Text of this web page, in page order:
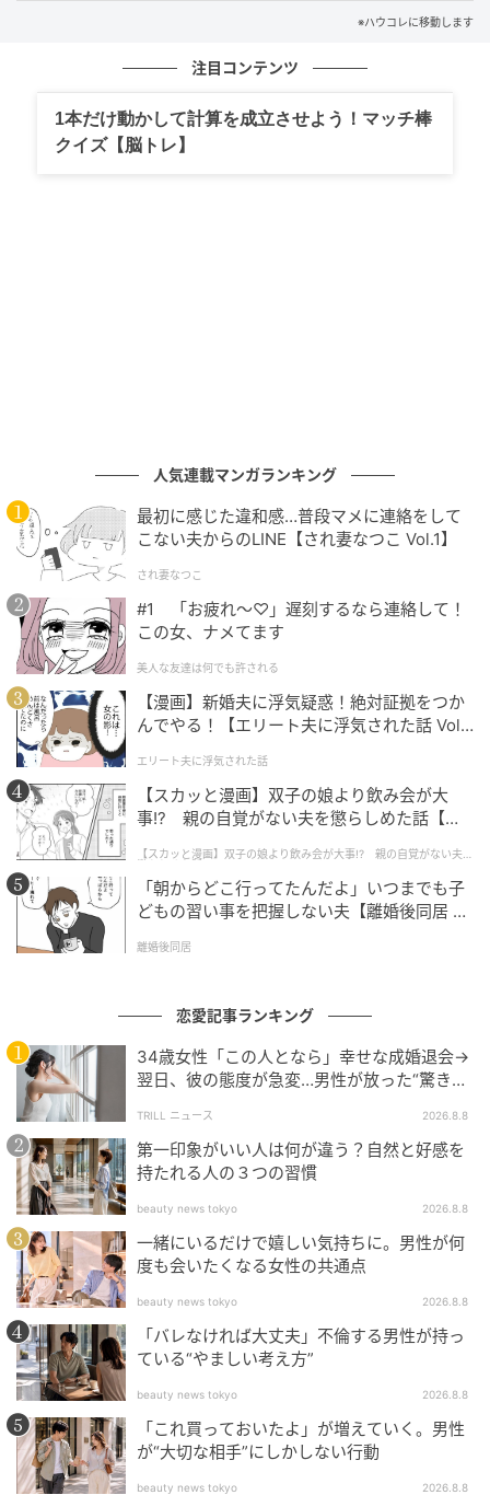
的な事実を耳にしたのです。彼には多額の借金があ
こと、本当なの？」と尋ねると、しばらく既読のまま
返信がありません。そして数時間後、ようやく届いた
そして...
私は別れを決意しました。彼に長い説明をするつもり
はありません。メッセージで短くこう伝えました。
「あなたの本音がわかりました。もう連絡しないでく
ださい」
送信ボタンを押した瞬間、不思議と心が軽くなったの
を覚えています。彼からは何度かメッセージが届きま
したが、私は一度も開くことなくブロックしました。
あれから数カ月が経ち、今は穏やかな日常を取り戻し
ています。友人と過ごす時間が増え、仕事にも前向き
に取り組めるようになりました。あの経験は確かに辛
いものでしたが、自分の直感を信じることの大切さを
教えてくれた気がします。
本記事は、ハウコレ読者への独自アンケートに寄せら
れた実体験をもとに制作していますが、個人が特定さ
れないよう、一部設定を変更しています。
（ハウコレ編集部）
次の記事
部下の仕事を「この程度」と舐めていた俺
が、午前中でギブアップして逃げ出した話
※ハウコレに移動します
注目コンテンツ
1本だけ動かして計算を成立させよう！マッチ棒
クイズ【脳トレ】
人気連載マンガランキング
最初に感じた違和感…普段マメに連絡をして
こない夫からのLINE【され妻なつこ Vol.1】
され妻なつこ
#1 「お疲れ〜♡」遅刻するなら連絡して！
この女、ナメてます
美人な友達は何でも許される
【漫画】新婚夫に浮気疑惑！絶対証拠をつか
んでやる！【エリート夫に浮気された話 Vol.
エリート夫に浮気された話
【スカッと漫画】双子の娘より飲み会が大
事!? 親の自覚がない夫を懲らしめた話【第1
【スカッと漫画】双子の娘より飲み会が大事!? 親の自覚がない夫を
懲らしめた話
「朝からどこ行ってたんだよ」いつまでも子
どもの習い事を把握しない夫【離婚後同居 Vo
離婚後同居
恋愛記事ランキング
34歳女性「この人となら」幸せな成婚退会→
翌日、彼の態度が急変…男性が放った“驚きの
TRILL ニュース 2026.8.8
第一印象がいい人は何が違う？自然と好感を
持たれる人の３つの習慣
beauty news tokyo 2026.8.8
一緒にいるだけで嬉しい気持ちに。男性が何
度も会いたくなる女性の共通点
beauty news tokyo 2026.8.8
「バレなければ大丈夫」不倫する男性が持っ
ている“やましい考え方”
beauty news tokyo 2026.8.8
「これ買っておいたよ」が増えていく。男性
が“大切な相手”にしかしない行動
beauty news tokyo 2026.8.8